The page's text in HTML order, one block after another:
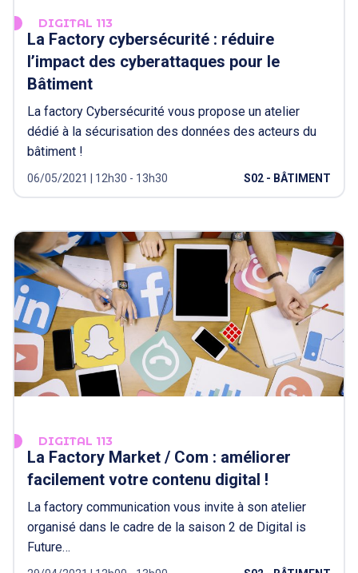
DIGITAL 113
La Factory cybersécurité : réduire
l’impact des cyberattaques pour le
Bâtiment
La factory Cybersécurité vous propose un atelier
dédié à la sécurisation des données des acteurs du
bâtiment !
06/05/2021 | 12h30 - 13h30 S02 - BÂTIMENT
DIGITAL 113
La Factory Market / Com : améliorer
facilement votre contenu digital !
La factory communication vous invite à son atelier
organisé dans le cadre de la saison 2 de Digital is
Future…